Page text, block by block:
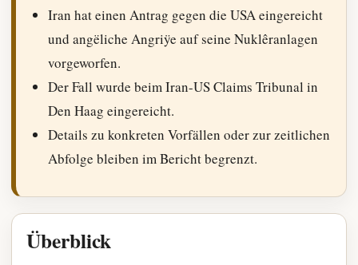
Iran hat einen Antrag gegen die USA eingereicht
und angëliche Angriÿe auf seine Nuklêranlagen
vorgeworfen.
Der Fall wurde beim Iran-US Claims Tribunal in
Den Haag eingereicht.
Details zu konkreten Vorfällen oder zur zeitlichen
Abfolge bleiben im Bericht begrenzt.
Überblick